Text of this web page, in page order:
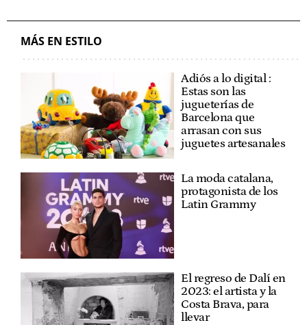
MÁS EN ESTILO
Adiós a lo digital :
Estas son las
jugueterías de
Barcelona que
arrasan con sus
juguetes artesanales
La moda catalana,
protagonista de los
Latin Grammy
El regreso de Dalí en
2023: el artista y la
Costa Brava, para
llevar